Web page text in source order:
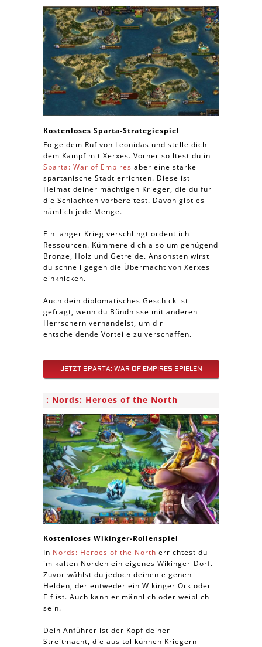
Kostenloses Sparta-Strategiespiel
Folge dem Ruf von Leonidas und stelle dich
dem Kampf mit Xerxes. Vorher solltest du in
Sparta: War of Empires aber eine starke
spartanische Stadt errichten. Diese ist
Heimat deiner mächtigen Krieger, die du für
die Schlachten vorbereitest. Davon gibt es
nämlich jede Menge.
Ein langer Krieg verschlingt ordentlich
Ressourcen. Kümmere dich also um genügend
Bronze, Holz und Getreide. Ansonsten wirst
du schnell gegen die Übermacht von Xerxes
einknicken.
Auch dein diplomatisches Geschick ist
gefragt, wenn du Bündnisse mit anderen
Herrschern verhandelst, um dir
entscheidende Vorteile zu verschaffen.
JETZT SPARTA: WAR OF EMPIRES SPIELEN
Nords: Heroes of the North
Kostenloses Wikinger-Rollenspiel
In Nords: Heroes of the North errichtest du
im kalten Norden ein eigenes Wikinger-Dorf.
Zuvor wählst du jedoch deinen eigenen
Helden, der entweder ein Wikinger Ork oder
Elf ist. Auch kann er männlich oder weiblich
sein.
Dein Anführer ist der Kopf deiner
Streitmacht, die aus tollkühnen Kriegern